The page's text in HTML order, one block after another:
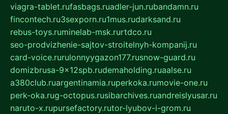
viagra-tablet.rufasbags.ruadler-jun.rubandamn.ru
fincontech.ru3sexporn.ru1mus.rudarksand.ru
rebus-toys.ruminelab-msk.rurtdco.ru
seo-prodvizhenie-sajtov-stroitelnyh-kompanij.ru
card-voice.rurulonnyygazon177.rusnow-guard.ru
domizbrusa-9x12spb.rudemaholding.ruaalse.ru
a380club.ruargentinamia.ruperkoka.rumovie-one.ru
perk-oka.rug-octopus.rusibarchives.ruandreislyusar.ru
naruto-x.rupursefactory.rutor-lyubov-i-grom.ru